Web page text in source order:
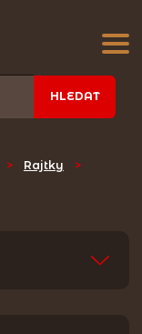
HLEDAT
> Rajtky
>